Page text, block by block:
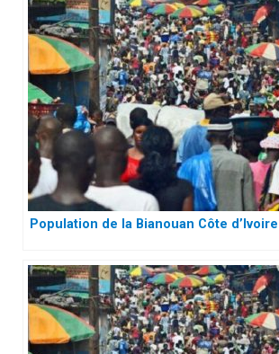
Population de la Bianouan Côte d’Ivoire